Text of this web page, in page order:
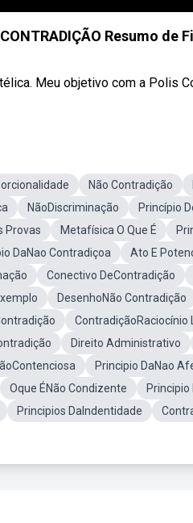
CONTRADIÇÃO Resumo
Meu objetivo com a Polis
Não Contradição
NãoDiscriminação
Princípio
Provas Metafísica O Que É
DaNao Contradiçoa
Ato E
Conectivo DeContradição
DesenhoNão Contradição
ContradiçãoRaciocínio
Direito Administrativo
Principio DaNao
Oque ÉNão Condizente
Principios DaIndentidade